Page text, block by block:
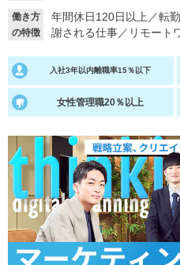
就活支援
就活ノウハウが満載！
適職診断
就活時事ニュースを更新
働き方
の特徴
年間休日120日以上 ／転
謝される仕事／ リモート
入社3年以内離職率15％以下
女性管理職20％以上